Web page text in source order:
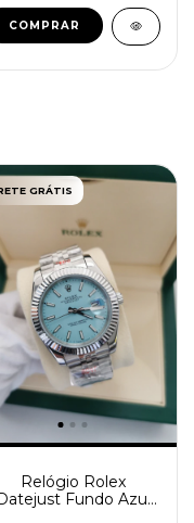
COMPRAR
GRÁTIS
Relógio Rolex
Fundo Azul